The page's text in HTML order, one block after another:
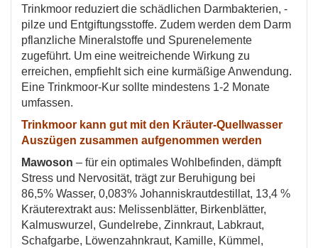
Trinkmoor reduziert die schädlichen Darmbakterien, -
pilze und Entgiftungsstoffe. Zudem werden dem Darm
pflanzliche Mineralstoffe und Spurenelemente
zugeführt. Um eine weitreichende Wirkung zu
erreichen, empfiehlt sich eine kurmäßige Anwendung.
Eine Trinkmoor-Kur sollte mindestens 1-2 Monate
umfassen.
Trinkmoor kann gut mit den Kräuter-Quellwasser
Auszügen zusammen aufgenommen werden
Mawoson – für ein optimales Wohlbefinden, dämpft
Stress und Nervosität, trägt zur Beruhigung bei
86,5% Wasser, 0,083% Johanniskrautdestillat, 13,4 %
Kräuterextrakt aus: Melissenblätter, Birkenblätter,
Kalmuswurzel, Gundelrebe, Zinnkraut, Labkraut,
Schafgarbe, Löwenzahnkraut, Kamille, Kümmel,